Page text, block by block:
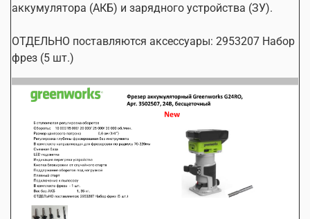
аккумулятора (АКБ) и зарядного устройства (ЗУ).
ОТДЕЛЬНО поставляются аксессуары: 2953207 Набор
фрез (5 шт.)